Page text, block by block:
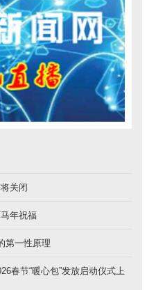
影像资料还
来源。
狗仔团队，这
却来自内部。
为场馆工作
并向媒体出
关闭
年祝福
第一性原理
春节“暖心包”发放启动仪式上